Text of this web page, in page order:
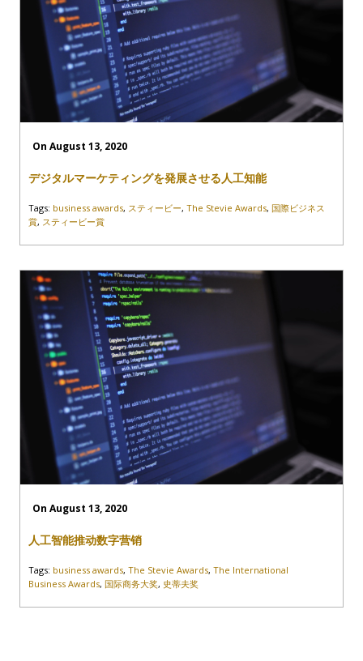
On August 13, 2020
デジタルマーケティングを発展させる人工知能
Tags: business awards, スティービー, The Stevie Awards, 国際ビジネス
賞, スティービー賞
On August 13, 2020
人工智能推动数字营销
Tags: business awards, The Stevie Awards, The International
Business Awards, 国际商务大奖, 史蒂夫奖